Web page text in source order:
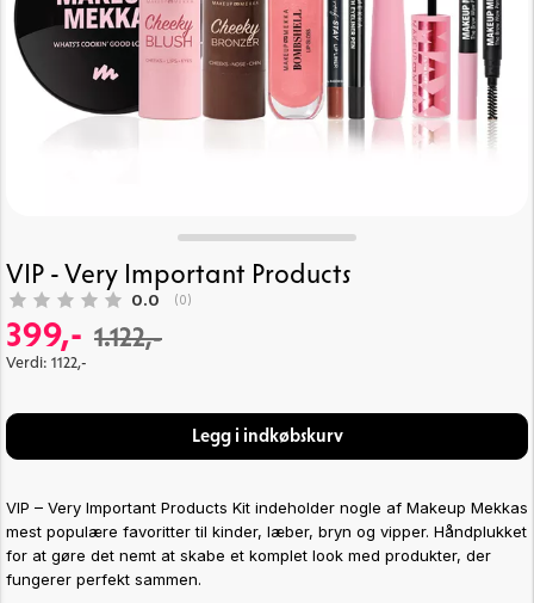
VIP - Very Important Products
Gennemsnitlig vurdering:
0.0 (stemmer:
0)
399,- 1.122,-
Verdi: 1122,-
Legg i indkøbskurv
VIP – Very Important Products Kit indeholder nogle af Makeup Mekkas
mest populære favoritter til kinder, læber, bryn og vipper. Håndplukket
for at gøre det nemt at skabe et komplet look med produkter, der
fungerer perfekt sammen.